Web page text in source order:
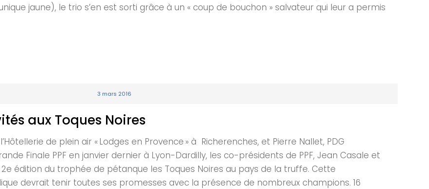
jaune), le trio s’en est sorti grâce à un « coup de bouchon » salvateur qui leur a permis
3 mars 2016
aux Toques Noires
de plein air « Lodges en Provence » à Richerenches, et Pierre Nallet, PDG
Finale PPF en janvier dernier à Lyon-Dardilly, les co-présidents de PPF, Jean Casale et
édition du trophée de pétanque les Toques Noires au pays de la truffe. Cette
devrait tenir toutes ses promesses avec la présence de nombreux champions. 16